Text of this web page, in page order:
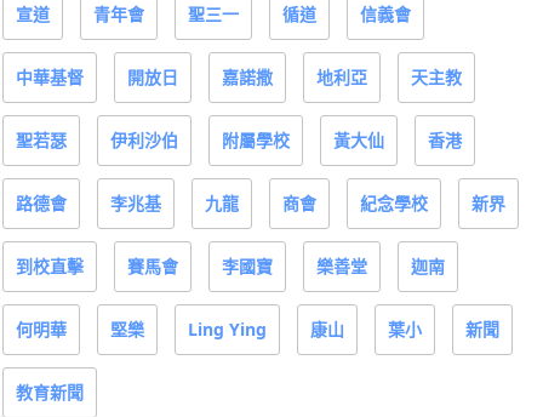
宣道 青年會 聖三一 循道 信義會
中華基督 開放日 嘉諾撒 地利亞 天主教
聖若瑟 伊利沙伯 附屬學校 黃大仙 香港
路德會 李兆基 九龍 商會 紀念學校 新界
到校直擊 賽馬會 李國寶 樂善堂 迦南
何明華 堅樂 Ling Ying 康山 葉小 新聞
教育新聞